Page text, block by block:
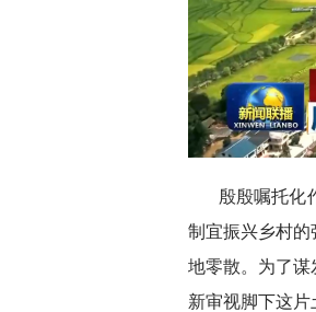
殷殷嘱托化
制宜振兴乡村的
地零散。为了
新审视脚下这